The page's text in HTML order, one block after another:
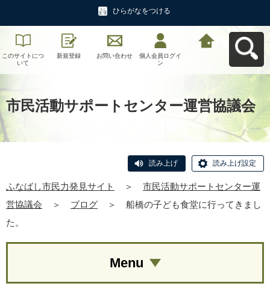
ひらがなをつける
このサイトにつ
いて
新規登録 お問い合わせ
個人会員ログイ
ン
市民活動サポートセンター運営協議会
読み上げ 読み上げ設定
ふなばし市民力発見サイト ＞
市民活動サポートセンター運
営協議会
＞ ブログ ＞
船橋の子ども食堂に行ってきまし
た。
Menu